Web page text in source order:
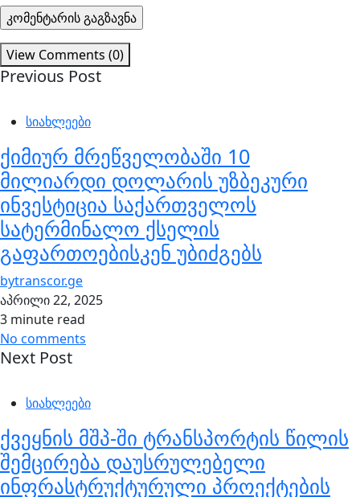
View Comments (0)
Previous Post
სიახლეები
ქიმიურ მრეწველობაში 10
მილიარდი დოლარის უზბეკური
ინვესტიცია საქართველოს
სატერმინალო ქსელის
გაფართოებისკენ უბიძგებს
bytranscor.ge
აპრილი 22, 2025
3 minute read
No comments
Next Post
სიახლეები
ქვეყნის მშპ-ში ტრანსპორტის წილის
შემცირება დაუსრულებელი
ინფრასტრუქტურული პროექტების